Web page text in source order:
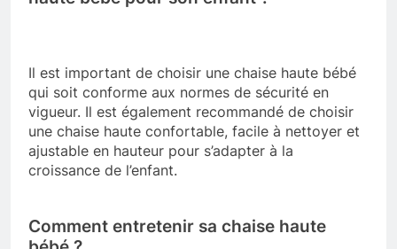
Il est important de choisir une chaise haute bébé
qui soit conforme aux normes de sécurité en
vigueur. Il est également recommandé de choisir
une chaise haute confortable, facile à nettoyer et
ajustable en hauteur pour s’adapter à la
croissance de l’enfant.
Comment entretenir sa chaise haute